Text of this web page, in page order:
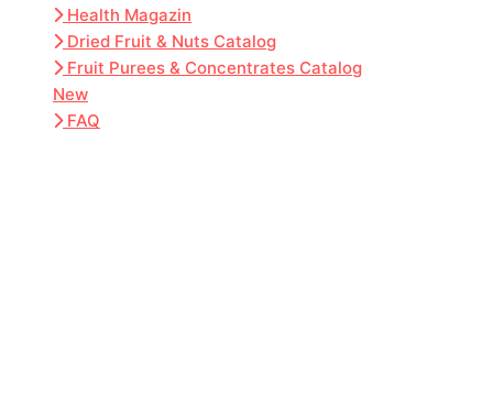
Health Magazin
Dried Fruit & Nuts Catalog
Fruit Purees & Concentrates Catalog
New
FAQ